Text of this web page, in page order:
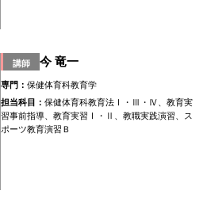
講師 今 竜一
専門：保健体育科教育学
担当科目：保健体育科教育法Ⅰ・Ⅲ・Ⅳ、教育実
習事前指導、教育実習Ⅰ・Ⅱ、教職実践演習、ス
ポーツ教育演習Ｂ